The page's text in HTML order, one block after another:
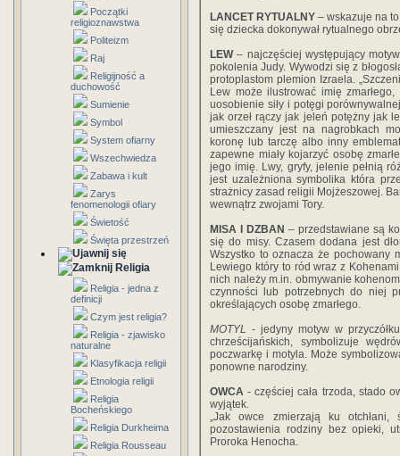
Początki
religioznawstwa
Politeizm
Raj
Religijność a
duchowość
Sumienie
Symbol
System ofiarny
Wszechwiedza
Zabawa i kult
Zarys
fenomenologii ofiary
Świetość
Święta przestrzeń
Religia
Religia - jedna z
definicji
Czym jest religia?
Religia - zjawisko
naturalne
Klasyfikacja religii
Etnologia religii
Religia
Bocheńskiego
Religia Durkheima
Religia Rousseau
LANCET RYTUALNY – wskazuje na
się dziecka dokonywał rytualnego
LEW– najczęściej występujący
pokolenia Judy. Wywodzi się z
protoplastom plemion Izraela.
Lew może ilustrować imię
uosobienie siły i potęgi
jak orzeł rączy jak jeleń potężny jak
umieszczany jest na nagrobkach
koronę lub tarczę albo inny
zapewne miały kojarzyć osobę
jego imię. Lwy, gryfy, jelenie pełnią
jest uzależniona symbolika która
strażnicy zasad religii Mojżeszowej.
wewnątrz zwojami Tory.
MISA I DZBAN – przedstawiane są
się do misy. Czasem dodana jest
Wszystko to oznacza że pochowany
Lewiego który to ród wraz z
nich należy m.in. obmywanie
czynności lub potrzebnych do niej
określających osobę zmarłego.
MOTYL - jedyny motyw w
chrześcijańskich, symbolizuje
poczwarkę i motyla. Może
ponowne narodziny.
OWCA- częściej cała trzoda, stado
wyjątek.
„Jak owce zmierzają ku
pozostawienia rodziny bez opieki,
Proroka Henocha.